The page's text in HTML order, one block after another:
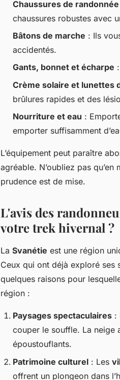
Chaussures de
chaussures robustes avec
Bâtons de marche : Ils
accidentés.
Gants, bonnet et écharpe
Crème solaire et lunettes
brûlures rapides et des
Nourriture et eau :
emporter suffisamment
L’équipement peut paraître
agréable. N’oubliez pas
prudence est de mise.
L'avis des
votre trek hivernal ?
La Svanétie est une région
Ceux qui ont déjà exploré ses
quelques raisons pour
région :
Paysages spectaculaires :
couper le souffle. La neige
époustouflants.
Patrimoine culturel : Les
offrent un plongeon dans